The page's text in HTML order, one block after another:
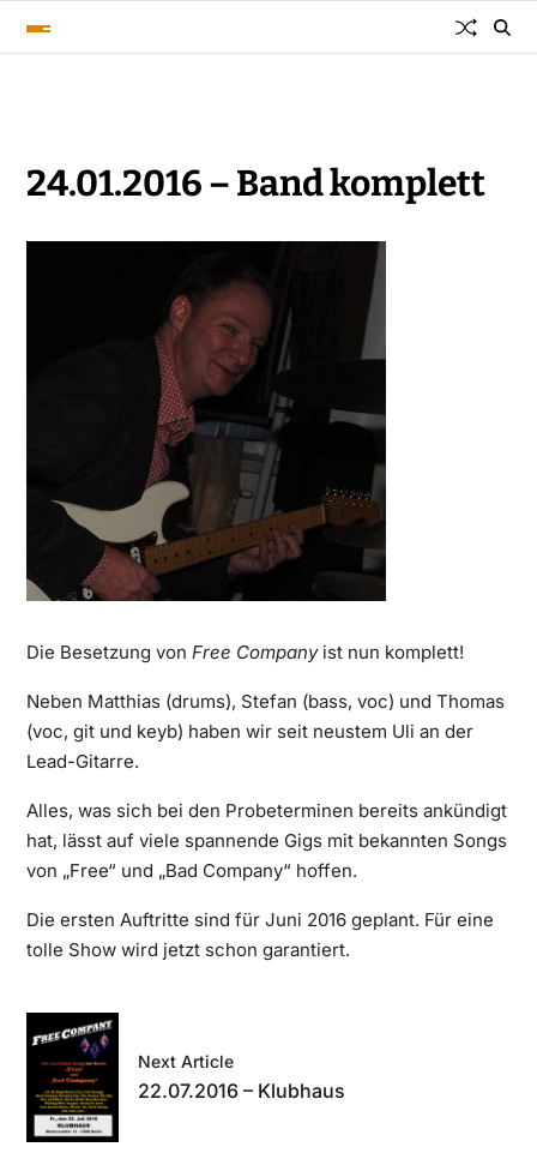
24.01.2016 – Band komplett
Die Besetzung von Free Companyist nun komplett!
Neben Matthias (drums), Stefan (bass, voc) und Thomas
(voc, git und keyb) haben wir seit neustem Uli an der
Lead-Gitarre.
Alles, was sich bei den Probeterminen bereits ankündigt
hat, lässt auf viele spannende Gigs mit bekannten Songs
von „Free“ und „Bad Company“ hoffen.
Die ersten Auftritte sind für Juni 2016 geplant. Für eine
tolle Show wird jetzt schon garantiert.
Next Article
22.07.2016 – Klubhaus